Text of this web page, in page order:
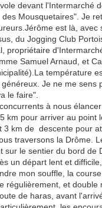
devant l'Intermarché
Mousquetaires". Je
est là, avec
du Jogging Club
propriétaire
Samuel Arnaud , et
température
Je ne me sens
le faire".
à nous
km pour arriver au point
3 km de descente pour
traversons la Drôme.
sur le sentier du bord de
un départ lent et
mon souffle, la
régulièrement, et double
de haras, avant